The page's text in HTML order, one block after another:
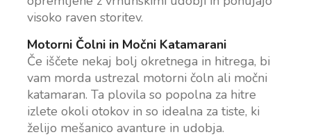
visoko raven storitev.
Motorni Čolni in Močni Katamarani
Če iščete nekaj bolj okretnega in hitrega, bi
vam morda ustrezal motorni čoln ali močni
katamaran. Ta plovila so popolna za hitre
izlete okoli otokov in so idealna za tiste, ki
želijo mešanico avanture in udobja.